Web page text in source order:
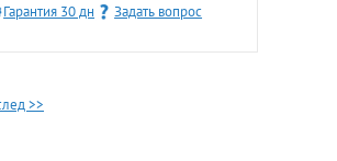
Гарантия 30 дн Задать вопрос
>>